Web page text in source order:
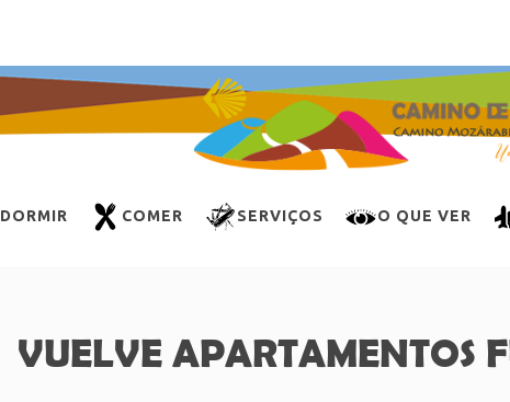
DORMIR COMER SERVIÇOS O QUE VER
VUELVE APARTAMENTOS